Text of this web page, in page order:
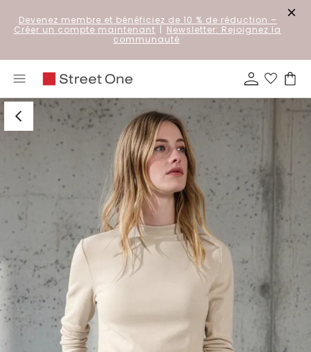
Devenez membre et bénéficiez de 10 % de réduction –
Créer un compte maintenant | Newsletter: Rejoignez la
communauté